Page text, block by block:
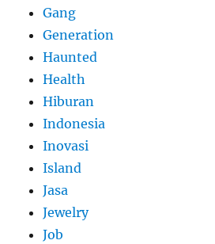
Gang
Generation
Haunted
Health
Hiburan
Indonesia
Inovasi
Island
Jasa
Jewelry
Job